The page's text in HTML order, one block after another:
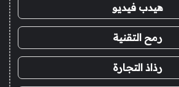
هيدب فيديو
رمح التقنية
رذاذ التجارة